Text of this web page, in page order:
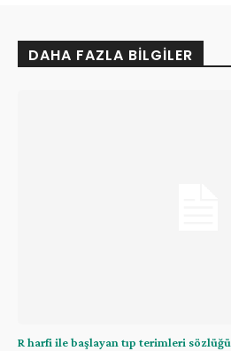
DAHA FAZLA BILGILER
R harfi ile başlayan tıp terimleri sözlüğü